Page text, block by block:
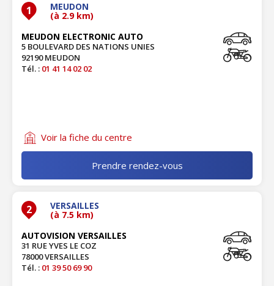
1 MEUDON
(à 2.9 km)
MEUDON ELECTRONIC AUTO
5 BOULEVARD DES NATIONS UNIES
92190 MEUDON
Tél. : 01 41 14 02 02
Voir la fiche du centre
Prendre rendez-vous
2 VERSAILLES
(à 7.5 km)
AUTOVISION VERSAILLES
31 RUE YVES LE COZ
78000 VERSAILLES
Tél. : 01 39 50 69 90